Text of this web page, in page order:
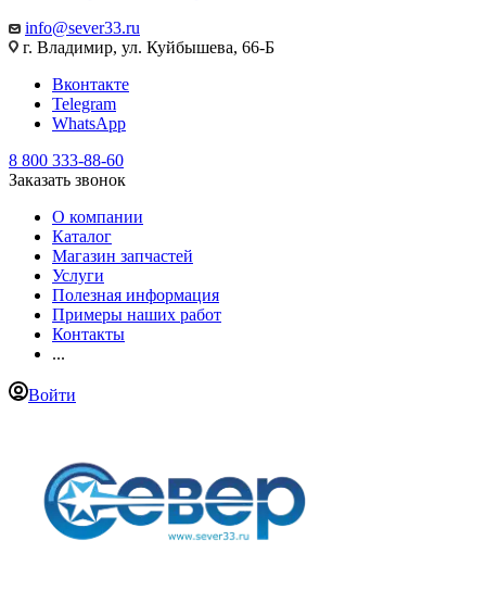
info@sever33.ru
г. Владимир, ул. Куйбышева, 66-Б
Вконтакте
Telegram
WhatsApp
8 800 333-88-60
Заказать звонок
О компании
Каталог
Магазин запчастей
Услуги
Полезная информация
Примеры наших работ
Контакты
...
Войти